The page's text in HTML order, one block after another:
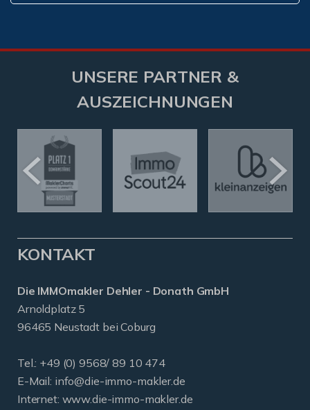
UNSERE PARTNER &
AUSZEICHNUNGEN
KONTAKT
Die IMMOmakler Dehler - Donath GmbH
Arnoldplatz 5
96465 Neustadt bei Coburg
Tel.: +49 (0) 9568/ 89 10 474
E-Mail: info@die-immo-makler.de
Internet: www.die-immo-makler.de